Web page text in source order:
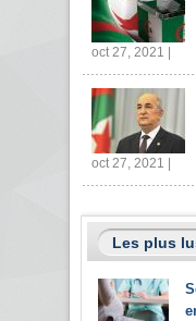
oct 27, 2021 |
oct 27, 2021 |
Les plus